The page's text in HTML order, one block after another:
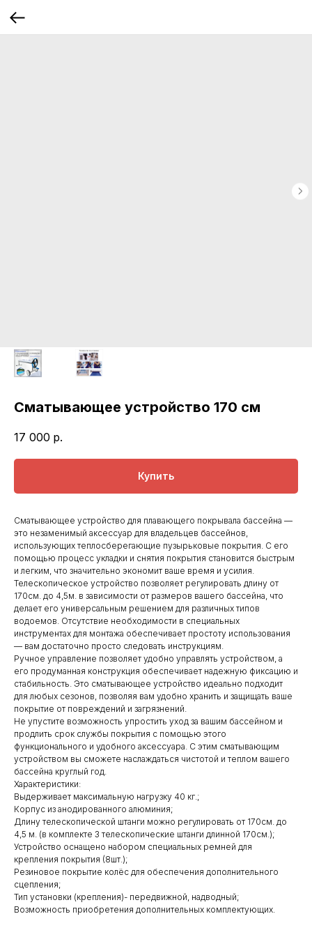
Сматывающее устройство 170 см
17 000 р.
Купить
Сматывающее устройство для плавающего покрывала бассейна —
это незаменимый аксессуар для владельцев бассейнов,
использующих теплосберегающие пузырьковые покрытия. С его
помощью процесс укладки и снятия покрытия становится быстрым
и легким, что значительно экономит ваше время и усилия.
Телескопическое устройство позволяет регулировать длину от
170см. до 4,5м. в зависимости от размеров вашего бассейна, что
делает его универсальным решением для различных типов
водоемов. Отсутствие необходимости в специальных
инструментах для монтажа обеспечивает простоту использования
— вам достаточно просто следовать инструкциям.
Ручное управление позволяет удобно управлять устройством, а
его продуманная конструкция обеспечивает надежную фиксацию и
стабильность. Это сматывающее устройство идеально подходит
для любых сезонов, позволяя вам удобно хранить и защищать ваше
покрытие от повреждений и загрязнений.
Не упустите возможность упростить уход за вашим бассейном и
продлить срок службы покрытия с помощью этого
функционального и удобного аксессуара. С этим сматывающим
устройством вы сможете наслаждаться чистотой и теплом вашего
бассейна круглый год.
Характеристики:
Выдерживает максимальную нагрузку 40 кг.;
Корпус из анодированного алюминия;
Длину телескопической штанги можно регулировать от 170см. до
4,5 м. (в комплекте 3 телескопические штанги длинной 170см.);
Устройство оснащено набором специальных ремней для
крепления покрытия (8шт.);
Резиновое покрытие колёс для обеспечения дополнительного
сцепления;
Тип установки (крепления)- передвижной, надводный;
Возможность приобретения дополнительных комплектующих.